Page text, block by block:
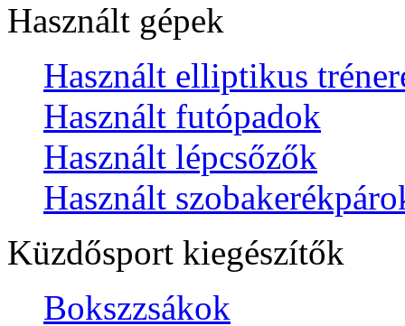
Használt gépek
Használt elliptikus
Használt futópadok
Használt lépcsőzők
Használt
Küzdősport kiegészítők
Bokszzsákok